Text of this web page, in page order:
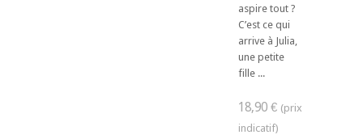
aspire tout ?
C’est ce qui
arrive à Julia,
une petite
fille ...
18,90 €